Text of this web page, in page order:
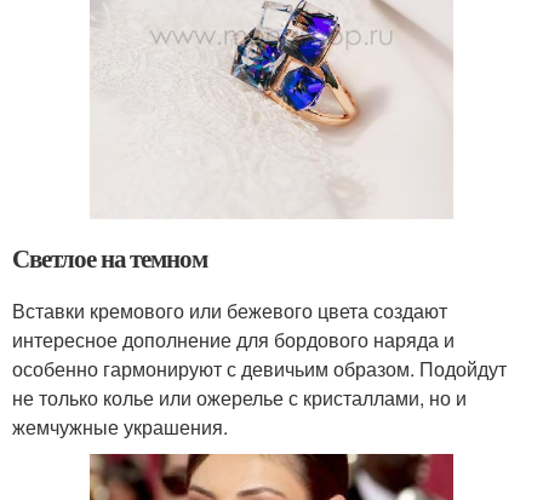
Светлое на темном
Вставки кремового или бежевого цвета создают
интересное дополнение для бордового наряда и
особенно гармонируют с девичьим образом. Подойдут
не только колье или ожерелье с кристаллами, но и
жемчужные украшения.